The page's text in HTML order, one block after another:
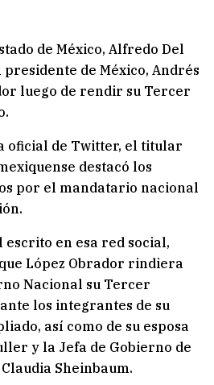
de México, Alfredo Del
de México, Andrés
luego de rendir su Tercer
oficial de Twitter, el titular
destacó los
por el mandatario nacional
escrito en esa red social,
López Obrador rindiera
Nacional su Tercer
los integrantes de su
así como de su esposa
y la Jefa de Gobierno de
Sheinbaum.